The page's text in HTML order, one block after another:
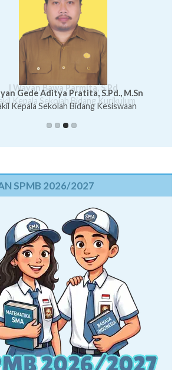
Putu Suhartana, S.Pd.
I Wayan Bawa Parmita, S.Pd
Gede Aditya Pratita, S.Pd., M.Sn
Kepala Sekolah Bidang Kesiswaan
Ni Wayan Nopi Sutantri, S.Pd.
SPMB 2026/2027